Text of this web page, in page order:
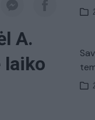
A.
laiko